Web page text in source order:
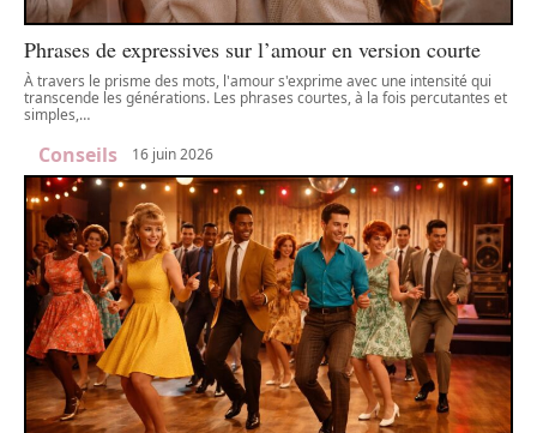
Phrases de expressives sur l’amour en version courte
À travers le prisme des mots, l'amour s'exprime avec une intensité qui
transcende les générations. Les phrases courtes, à la fois percutantes et
simples,…
Conseils 16 juin 2026